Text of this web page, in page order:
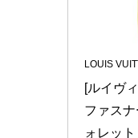
LOUIS
[ルイヴ
ファス
ォレッ